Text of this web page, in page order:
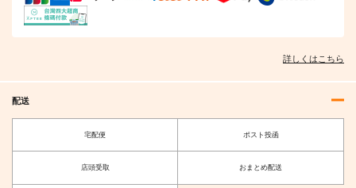
詳しくはこちら
配送
宅配便 ポスト投函
店頭受取 おまとめ配送